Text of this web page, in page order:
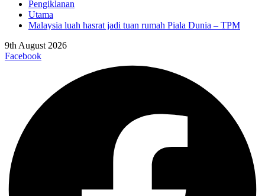
Pengiklanan
Utama
Malaysia luah hasrat jadi tuan rumah Piala Dunia – TPM
9th August 2026
Facebook